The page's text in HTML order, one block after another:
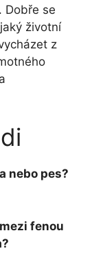
Dobře se
životní
z
nebo pes?
fenou